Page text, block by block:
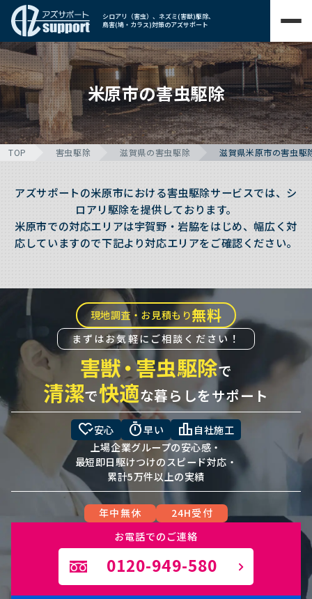
シロアリ（害虫）、ネズミ(害獣)駆除、
鳥害(鳩・カラス)対策のアズサポート
米原市の害虫駆除
TOP 害虫駆除 滋賀県の害虫駆除 滋賀県米原市の害虫駆
アズサポートの米原市における害虫駆除サービスでは、シ
ロアリ駆除を提供しております。
米原市での対応エリアは宇賀野・岩脇をはじめ、幅広く対
応していますので下記より対応エリアをご確認ください。
現地調査・お見積もり無料
まずはお気軽にご相談ください！
害獣・害虫駆除で
清潔で快適な暮らしをサポート
heart_check安心 timer早い leaderboard 自社施工
上場企業グループの安心感・
最短即日駆けつけのスピード対応・
累計5万件以上の実績
年中無休
24H受付
お電話でのご連絡
0120-949-580